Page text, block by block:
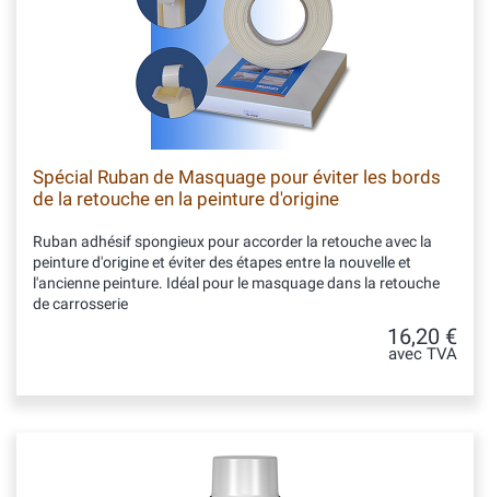
Spécial Ruban de Masquage pour éviter les bords
de la retouche en la peinture d'origine
Ruban adhésif spongieux pour accorder la retouche avec la
peinture d'origine et éviter des étapes entre la nouvelle et
l'ancienne peinture. Idéal pour le masquage dans la retouche
de carrosserie
16,20 €
avec TVA